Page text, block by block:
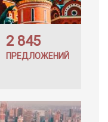
2 845
ПРЕДЛОЖЕНИЙ